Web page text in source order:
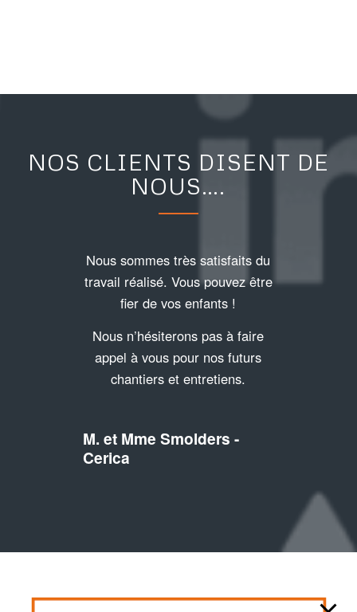
NOS CLIENTS DISENT DE
NOUS….
Nous sommes très satisfaits du
travail réalisé. Vous pouvez être
fier de vos enfants !
Nous n’hésiterons pas à faire
appel à vous pour nos futurs
chantiers et entretiens.
M. et Mme Smolders -
Cerica